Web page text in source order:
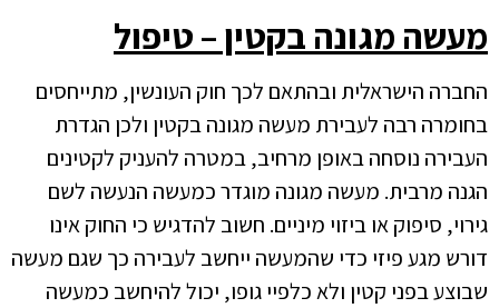
מעשה מגונה בקטין – טיפול
החברה הישראלית ובהתאם לכך חוק העונשין, מתייחסים
בחומרה רבה לעבירת מעשה מגונה בקטין ולכן הגדרת
העבירה נוסחה באופן מרחיב, במטרה להעניק לקטינים
הגנה מרבית. מעשה מגונה מוגדר כמעשה הנעשה לשם
גירוי, סיפוק או ביזוי מיניים. חשוב להדגיש כי החוק אינו
דורש מגע פיזי כדי שהמעשה ייחשב לעבירה כך שגם מעשה
שבוצע בפני קטין ולא כלפיי גופו, יכול להיחשב כמעשה